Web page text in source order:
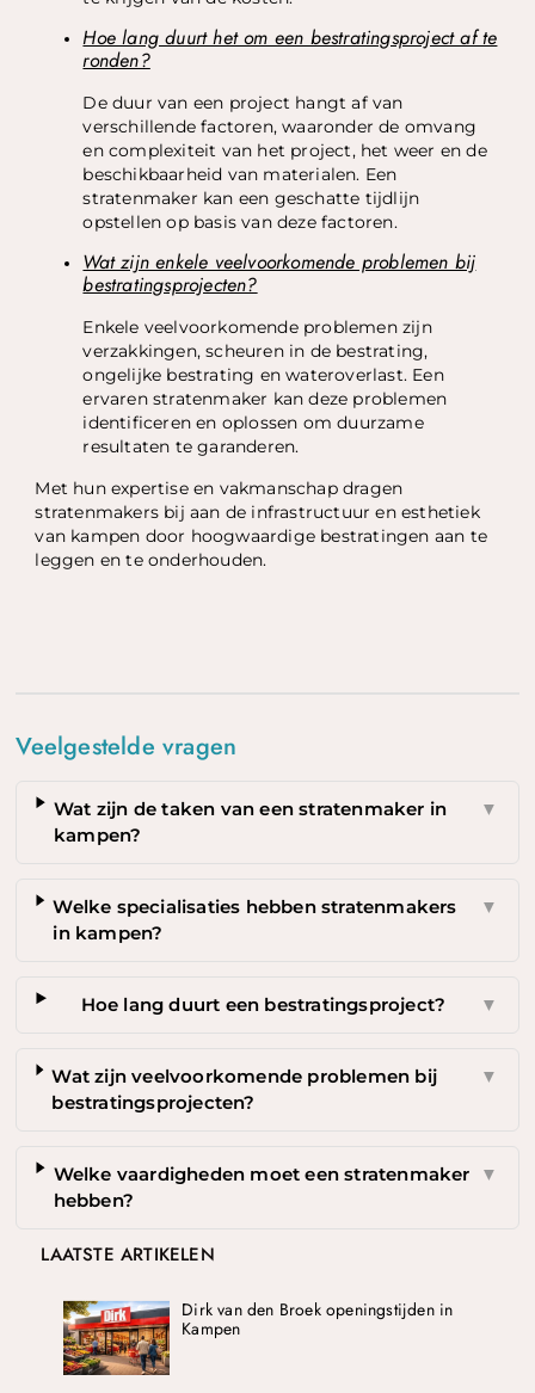
Hoe lang duurt het om een bestratingsproject af te
ronden?
De duur van een project hangt af van
verschillende factoren, waaronder de omvang
en complexiteit van het project, het weer en de
beschikbaarheid van materialen. Een
stratenmaker kan een geschatte tijdlijn
opstellen op basis van deze factoren.
Wat zijn enkele veelvoorkomende problemen bij
bestratingsprojecten?
Enkele veelvoorkomende problemen zijn
verzakkingen, scheuren in de bestrating,
ongelijke bestrating en wateroverlast. Een
ervaren stratenmaker kan deze problemen
identificeren en oplossen om duurzame
resultaten te garanderen.
Met hun expertise en vakmanschap dragen
stratenmakers bij aan de infrastructuur en esthetiek
van kampen door hoogwaardige bestratingen aan te
leggen en te onderhouden.
Veelgestelde vragen
Wat zijn de taken van een stratenmaker in
kampen?
▼
Welke specialisaties hebben stratenmakers
in kampen?
▼
Hoe lang duurt een bestratingsproject? ▼
Wat zijn veelvoorkomende problemen bij
bestratingsprojecten?
▼
Welke vaardigheden moet een stratenmaker
hebben?
▼
LAATSTE ARTIKELEN
Dirk van den Broek openingstijden in
Kampen